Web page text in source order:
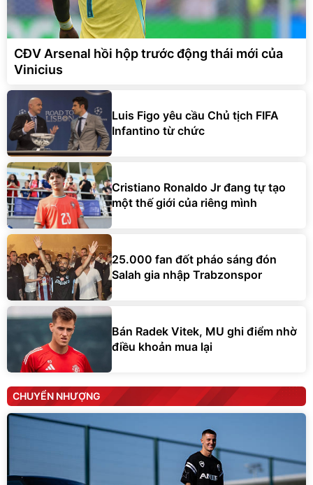
CĐV Arsenal hồi hộp trước động thái mới của
Vinicius
Luis Figo yêu cầu Chủ tịch FIFA
Infantino từ chức
Cristiano Ronaldo Jr đang tự tạo
một thế giới của riêng mình
25.000 fan đốt pháo sáng đón
Salah gia nhập Trabzonspor
Bán Radek Vitek, MU ghi điểm nhờ
điều khoản mua lại
CHUYỂN NHƯỢNG